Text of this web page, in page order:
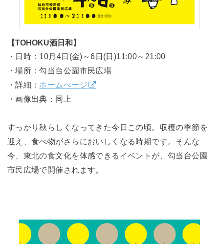
【TOHOKU酒日和】
・日時：10月4日(金)～6日(日)11:00～21:00
・場所：勾当台公園市民広場
・詳細： ホームぺージ
・画像出典：同上
すっかり秋らしくなってきた今日この頃。収穫の季節を
迎え、食べ物がさらにおいしくなる時期です。そんな
今、東北の食文化を体感できるイベントが、勾当台公園
市民広場で開催されます。